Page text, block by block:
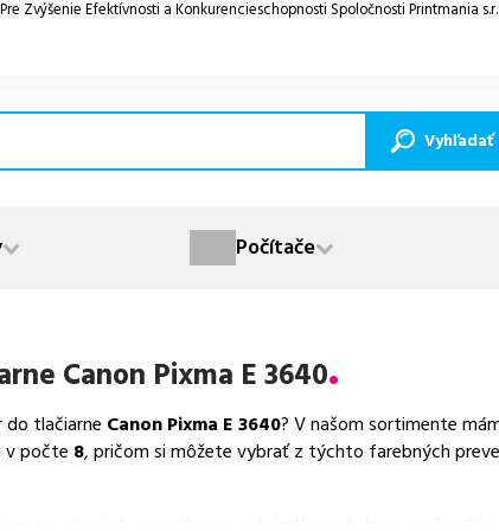
Zvýšenie Efektívnosti a Konkurencieschopnosti Spoločnosti Printmania
Vyhľadať
Počítače
Canon Pixma E 3640
tlačiarne Canon Pixma E 3640? V našom sortimente
v počte 8, pričom si môžete vybrať z týchto farebných